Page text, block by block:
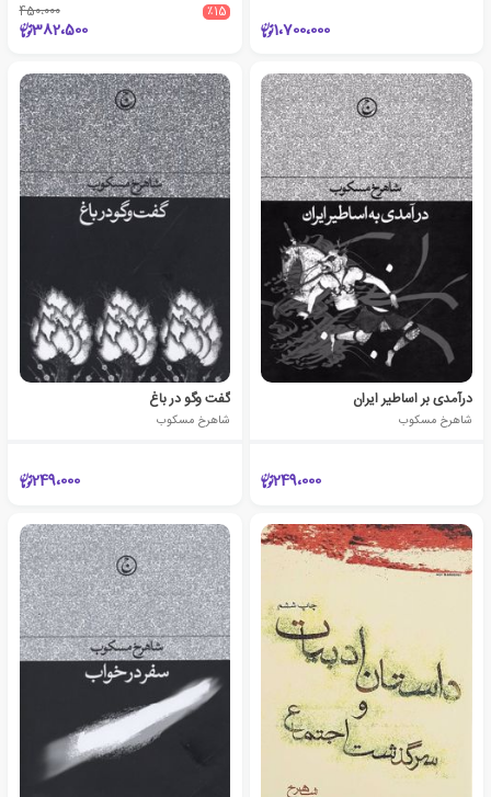
1،700،000
٪15 450،000
382،500
درآمدی بر اساطیر ایران
شاهرخ مسکوب
249،000
گفت وگو در باغ
شاهرخ مسکوب
249،000